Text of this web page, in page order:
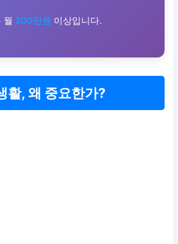
월 200만원 이상입니다.
활, 왜 중요한가?